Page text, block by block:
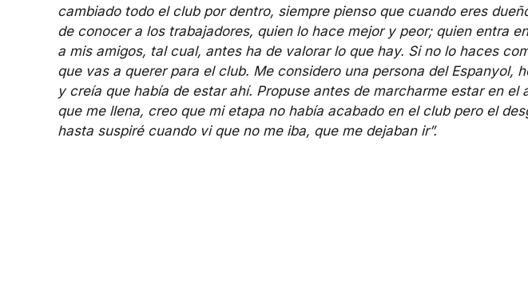
cambiado todo el club por dentro, siempre pienso que cuando eres
de conocer a los trabajadores, quien lo hace mejor y peor; quien entra
a mis amigos, tal cual, antes ha de valorar lo que hay. Si no lo haces
que vas a querer para el club. Me considero una persona del Espanyol,
y creía que había de estar ahí. Propuse antes de marcharme estar en el
que me llena, creo que mi etapa no había acabado en el club pero el
hasta suspiré cuando vi que no me iba, que me dejaban ir”.